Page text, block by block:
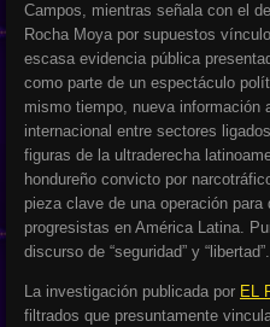
Campos, mientras señala con el
Rocha Moya por supuestos
escasa evidencia pública
como parte de un espectáculo
mismo tiempo, nueva información
internacional entre sectores
figuras de la ultraderecha
hondureño convicto por
pieza clave de una operación para
progresistas en América Latina.
discurso de “seguridad” y “libertad”.
La investigación publicada por EL
filtrados que presuntamente